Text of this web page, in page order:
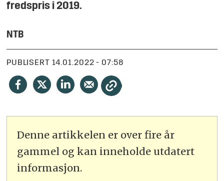
fredspris i 2019.
NTB
PUBLISERT 14.01.2022 - 07:58
Denne artikkelen er over fire år
gammel og kan inneholde utdatert
informasjon.